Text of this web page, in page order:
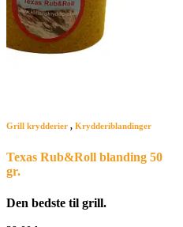
Grill krydderier , Krydderiblandinger
Texas Rub&Roll blanding 50
gr.
Den bedste til grill.